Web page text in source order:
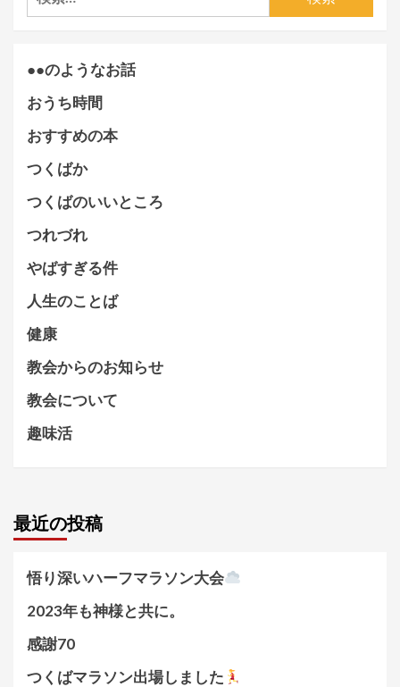
索:
●●のようなお話
おうち時間
おすすめの本
つくばか
つくばのいいところ
つれづれ
やばすぎる件
人生のことば
健康
教会からのお知らせ
教会について
趣味活
最近の投稿
悟り深いハーフマラソン大会
2023年も神様と共に。
感謝70
つくばマラソン出場しました